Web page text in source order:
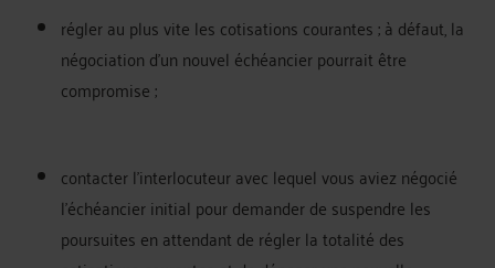
régler au plus vite les cotisations courantes ; à défaut, la
négociation d’un nouvel échéancier pourrait être
compromise ;
contacter l’interlocuteur avec lequel vous aviez négocié
l’échéancier initial pour demander de suspendre les
poursuites en attendant de régler la totalité des